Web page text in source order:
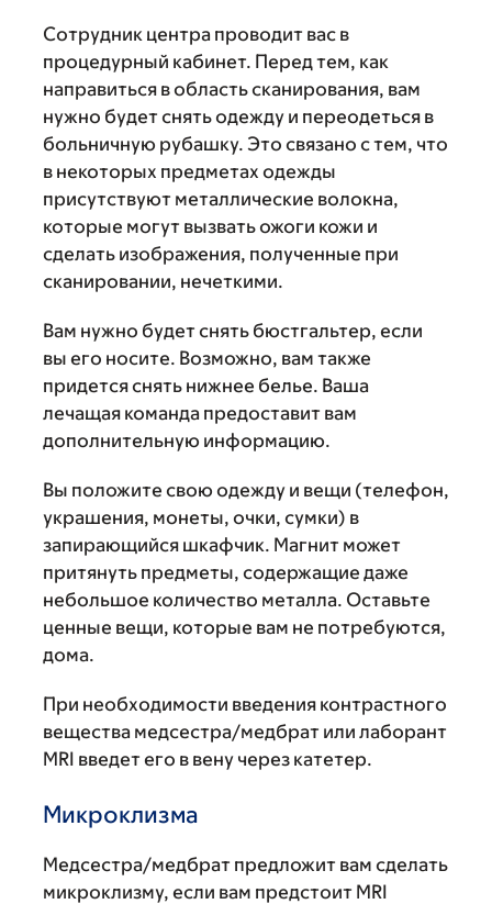
Сотрудник центра проводит вас в
процедурный кабинет. Перед тем, как
направиться в область сканирования, вам
нужно будет снять одежду и переодеться в
больничную рубашку. Это связано с тем, что
в некоторых предметах одежды
присутствуют металлические волокна,
которые могут вызвать ожоги кожи и
сделать изображения, полученные при
сканировании, нечеткими.
Вам нужно будет снять бюстгальтер, если
вы его носите. Возможно, вам также
придется снять нижнее белье. Ваша
лечащая команда предоставит вам
дополнительную информацию.
Вы положите свою одежду и вещи (телефон,
украшения, монеты, очки, сумки) в
запирающийся шкафчик. Магнит может
притянуть предметы, содержащие даже
небольшое количество металла. Оставьте
ценные вещи, которые вам не потребуются,
дома.
При необходимости введения контрастного
вещества медсестра/медбрат или лаборант
MRI введет его в вену через катетер.
Микроклизма
Медсестра/медбрат предложит вам сделать
микроклизму, если вам предстоит MRI